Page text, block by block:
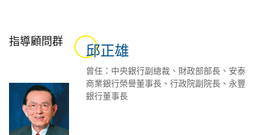
指導顧問群
邱正雄
曾任：中央銀行副總裁、財政部部長、安泰
商業銀行榮譽董事長、行政院副院長、永豐
銀行董事長